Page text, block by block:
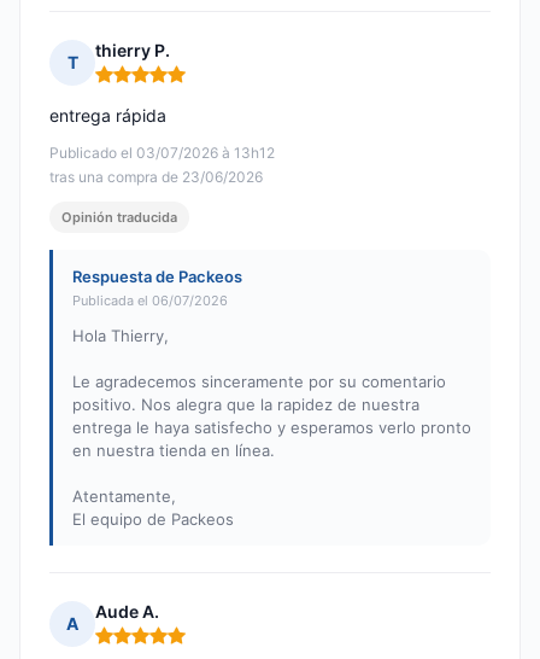
T
thierry P.
Nota: 5 de 5
Publicado el 03/07/2026 à 13h12
tras una compra de 23/06/2026
entrega rápida
Opinión traducida
Respuesta de Packeos
Publicada el 06/07/2026
Hola Thierry,
Le agradecemos sinceramente por su comentario
positivo. Nos alegra que la rapidez de nuestra
entrega le haya satisfecho y esperamos verlo pronto
en nuestra tienda en línea.
Atentamente,
El equipo de Packeos
A
Aude A.
Nota: 5 de 5